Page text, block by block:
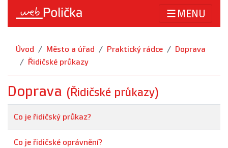
MENU
Úvod Město a úřad Praktický rádce
Doprava
Řidičské průkazy
Doprava (Řidičské průkazy)
Co je řidičský průkaz?
Co je řidičské oprávnění?